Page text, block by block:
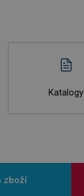
Katalogy
zboží